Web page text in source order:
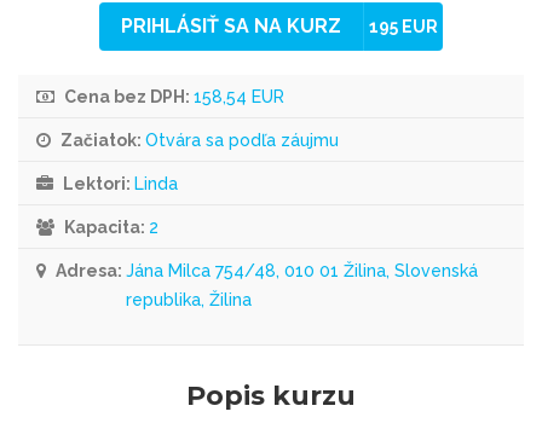
PRIHLÁSIŤ SA NA KURZ 195 EUR
Cena bez DPH: 158,54 EUR
Začiatok: Otvára sa podľa záujmu
Lektori: Linda
Kapacita: 2
Adresa: Jána Milca 754/48, 010 01 Žilina, Slovenská
republika, Žilina
Popis kurzu